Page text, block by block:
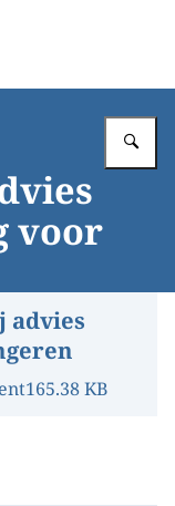
voor
advies
165.38 KB